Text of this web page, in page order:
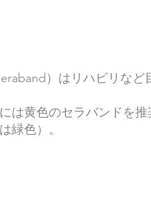
）はリハビリなど
は黄色のセラバンドを推
緑色）。